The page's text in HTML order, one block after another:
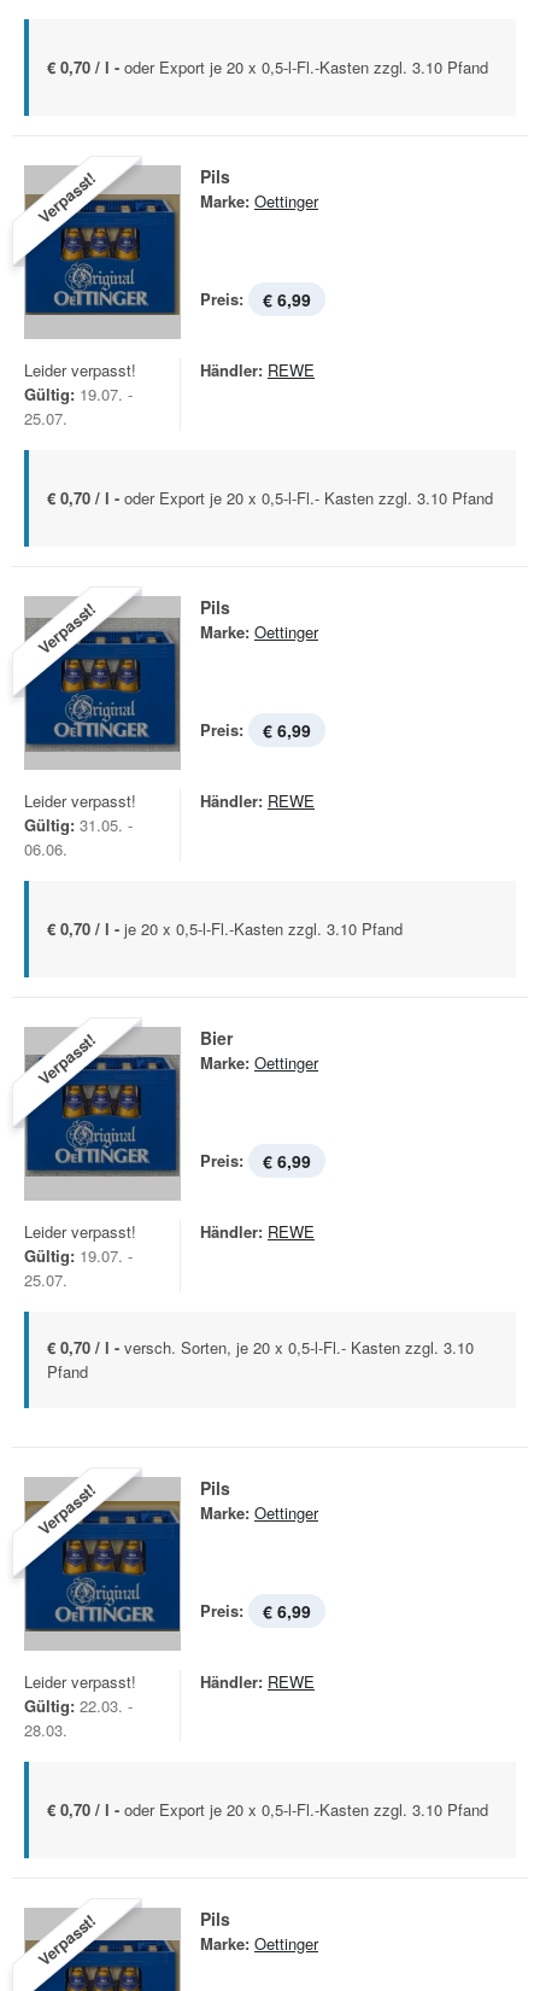
€ 0,70 / l - oder Export je 20 x 0,5-l-Fl.-Kasten zzgl. 3.10 Pfand
Verpasst! Pils
Marke: Oettinger
Preis: € 6,99
Leider verpasst!
Gültig: 19.07. -
25.07.
Händler: REWE
€ 0,70 / l - oder Export je 20 x 0,5-l-Fl.- Kasten zzgl. 3.10 Pfand
Verpasst! Pils
Marke: Oettinger
Preis: € 6,99
Leider verpasst!
Gültig: 31.05. -
06.06.
Händler: REWE
€ 0,70 / l - je 20 x 0,5-l-Fl.-Kasten zzgl. 3.10 Pfand
Verpasst! Bier
Marke: Oettinger
Preis: € 6,99
Leider verpasst!
Gültig: 19.07. -
25.07.
Händler: REWE
€ 0,70 / l - versch. Sorten, je 20 x 0,5-l-Fl.- Kasten zzgl. 3.10
Pfand
Verpasst! Pils
Marke: Oettinger
Preis: € 6,99
Leider verpasst!
Gültig: 22.03. -
28.03.
Händler: REWE
€ 0,70 / l - oder Export je 20 x 0,5-l-Fl.-Kasten zzgl. 3.10 Pfand
Verpasst! Pils
Marke: Oettinger